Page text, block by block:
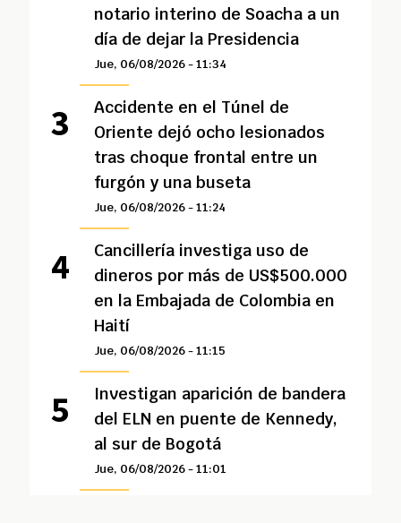
notario interino de Soacha a un
día de dejar la Presidencia
Jue, 06/08/2026 - 11:34
Accidente en el Túnel de
Oriente dejó ocho lesionados
tras choque frontal entre un
furgón y una buseta
Jue, 06/08/2026 - 11:24
Cancillería investiga uso de
dineros por más de US$500.000
en la Embajada de Colombia en
Haití
Jue, 06/08/2026 - 11:15
Investigan aparición de bandera
del ELN en puente de Kennedy,
al sur de Bogotá
Jue, 06/08/2026 - 11:01